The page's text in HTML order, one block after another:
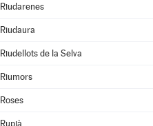
Riudarenes
Riudaura
Riudellots de la Selva
Riumors
Roses
Rupià